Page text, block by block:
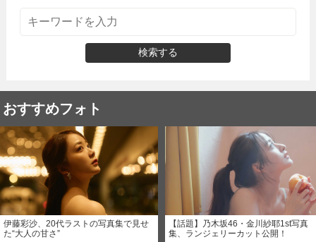
検索する
おすすめフォト
伊藤彩沙、20代ラストの写真集で見せ
た“大人の甘さ”
【話題】乃木坂46・金川紗耶1st写真
集、ランジェリーカット公開！